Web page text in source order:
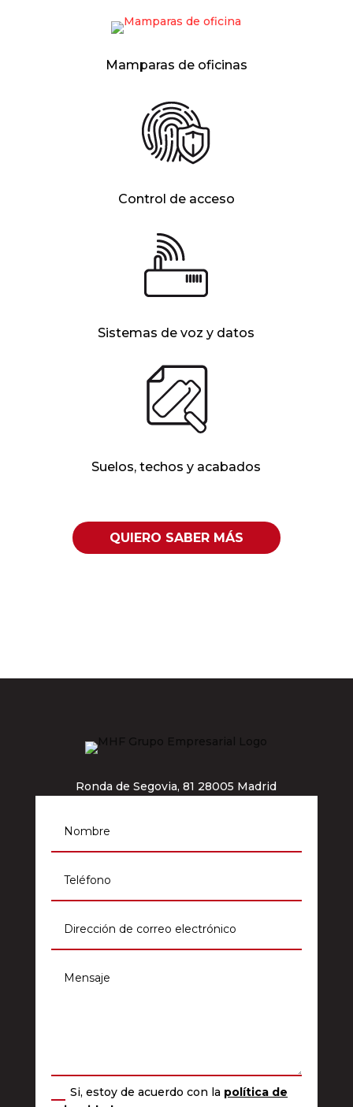
Mamparas de oficinas
Control de acceso
Sistemas de voz y datos
Suelos, techos y acabados
QUIERO SABER MÁS
Ronda de Segovia, 81 28005 Madrid
Si, estoy de acuerdo con la política de